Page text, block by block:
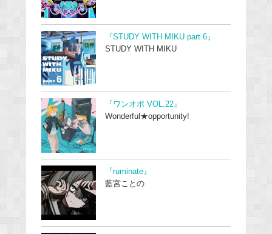
『STUDY WITH MIKU part 6』
STUDY WITH MIKU
『ワンオポ VOL.22』
Wonderful★opportunity!
『ruminate』
藍宮ことの